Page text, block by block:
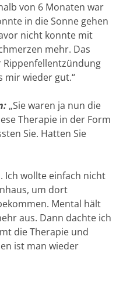
von 6 Monaten war
in die Sonne gehen
nicht konnte mit
mehr. Das
Rippenfellentzündung
mir wieder gut.“
„Sie waren ja nun die
Therapie in der Form
Sie. Hatten Sie
Ich wollte einfach nicht
um dort
Mental hält
aus. Dann dachte ich
die Therapie und
ist man wieder